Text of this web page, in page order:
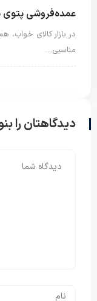
عمده‌فروشی پتوی
در بازار کالای
مناسبی…
دیدگاهتان را